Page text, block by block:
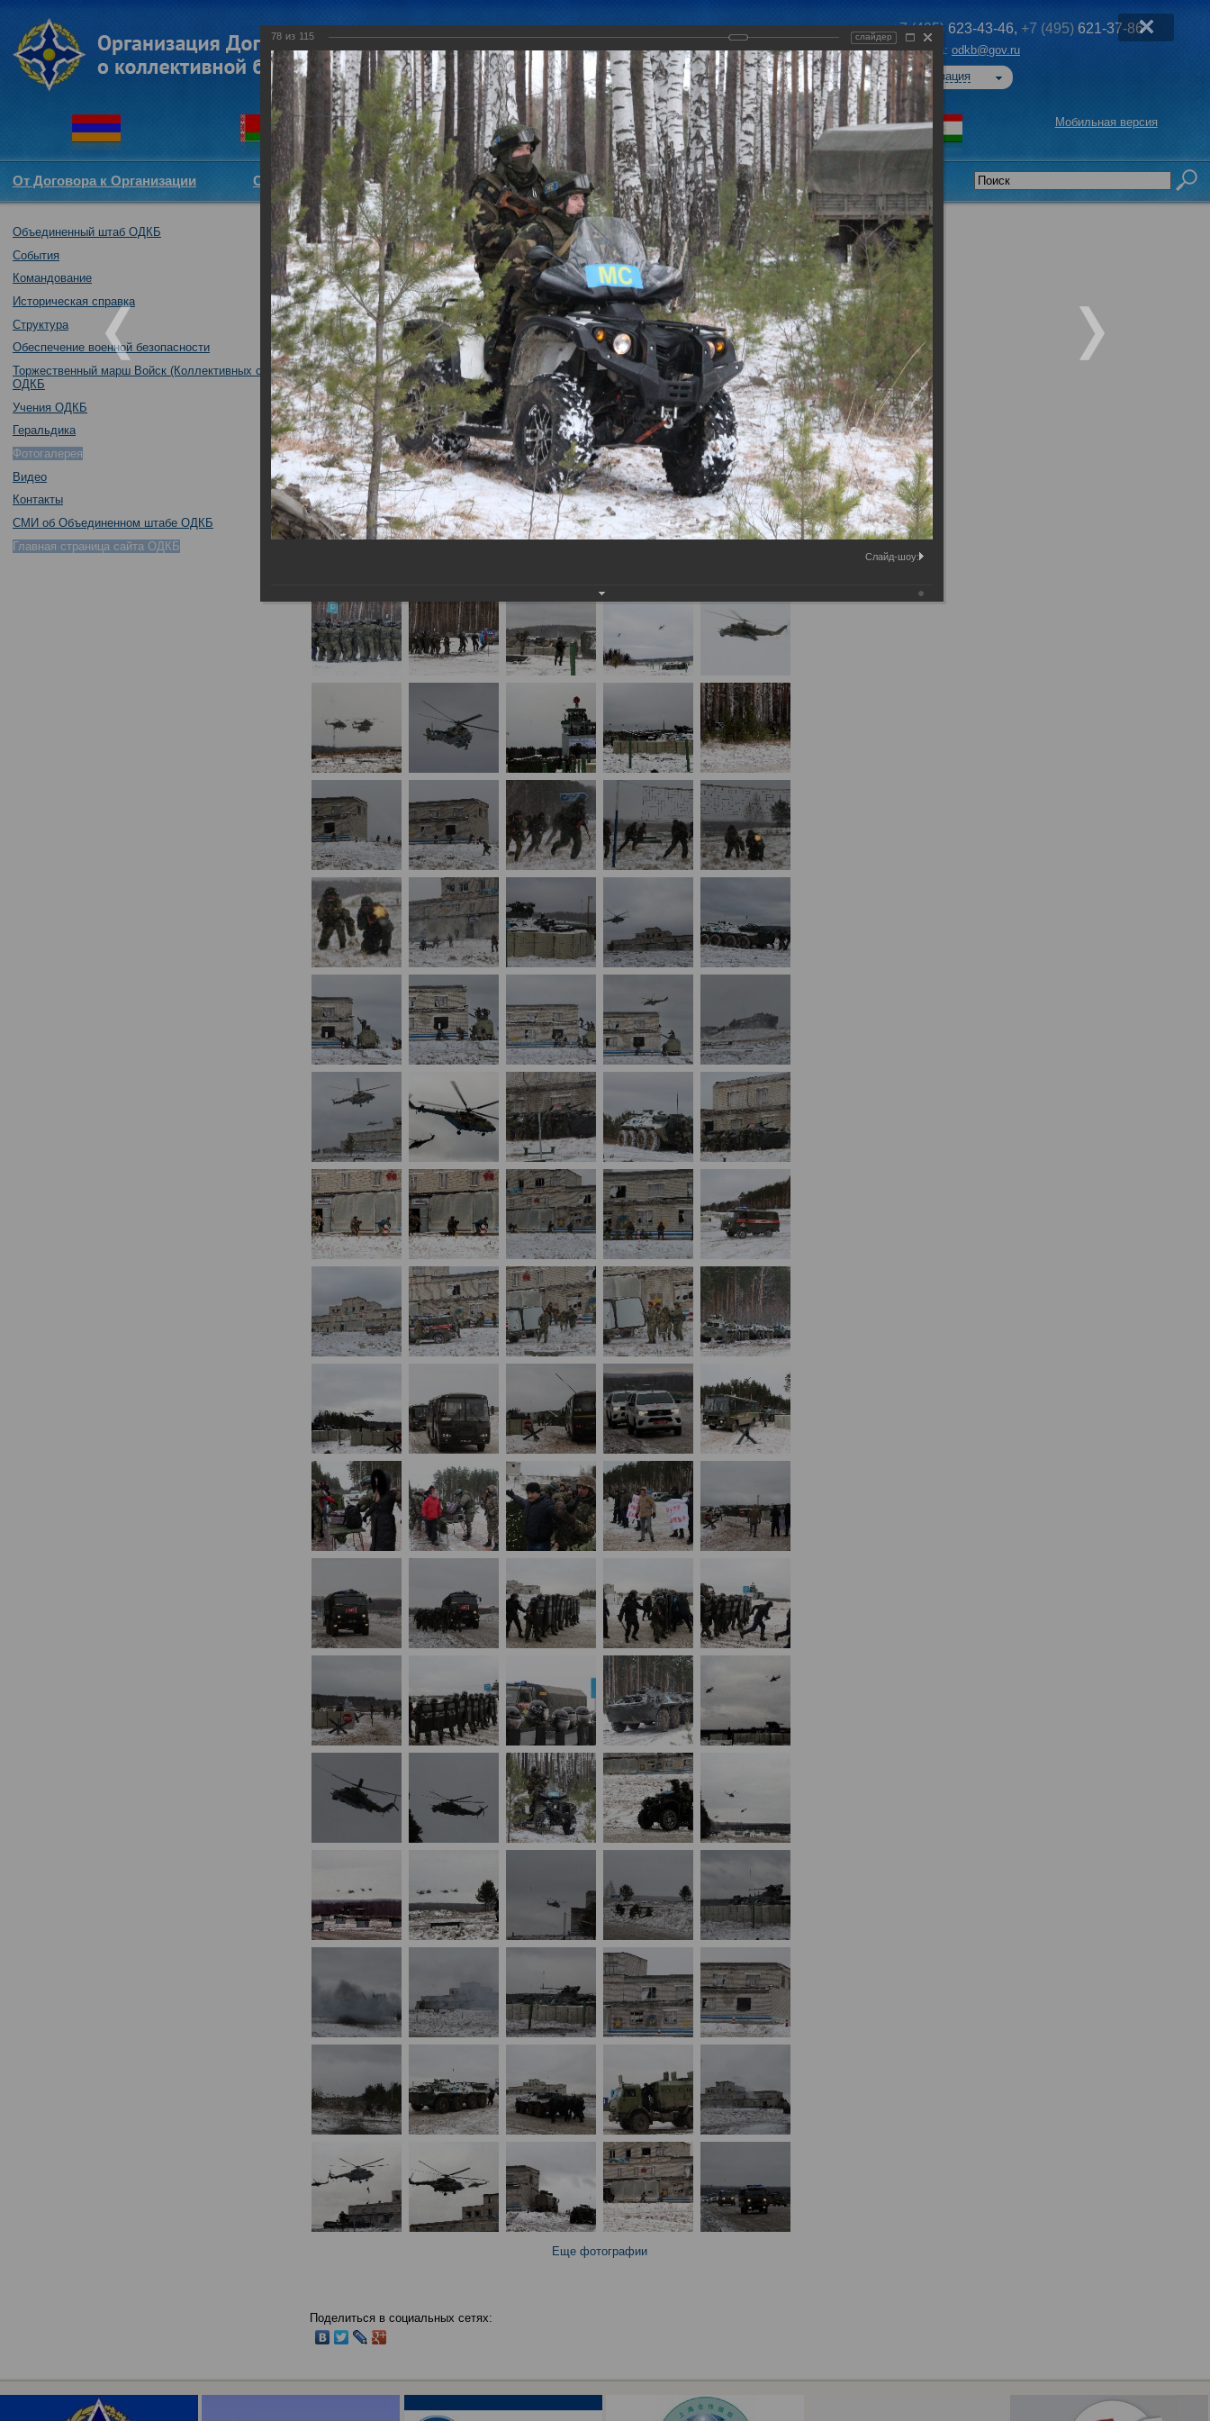
+7 (495) 623-43-46, +7 (495) 621-37-86
Эл. почта: odkb@gov.ru
Авторизация
Мобильная версия
От Договора к Организации Структура ОДКБ Новости Документы Аналитика Приоритеты председательства
Объединенный штаб ОДКБ
События
Командование
Историческая справка
Структура
Обеспечение военной безопасности
Торжественный марш Войск (Коллективных сил)
ОДКБ
Учения ОДКБ
Геральдика
Фотогалерея
Видео
Контакты
СМИ об Объединенном штабе ОДКБ
Главная страница сайта ОДКБ
Тренировка практических действий Коллективных миротворческих сил ОДКБ в ходе учения
«Нерушимое братство-2018».
30.10.2018
Еще фотографии
Поделиться в социальных сетях:
78 из 115 слайдер
Слайд-шоу: